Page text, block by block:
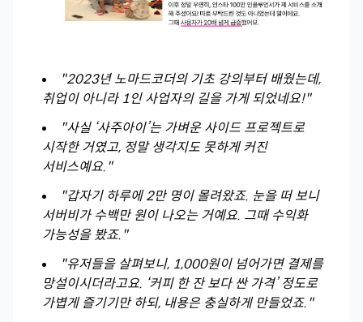
"2023년 노마드코더의 기초 강의부터 배웠는데,
취업이 아니라 1인 사업자의 길을 가게 되었네요!"
"사실 ‘사주아이’는 가벼운 사이드 프로젝트로
시작한 거였고, 정말 생각지도 못하게 커진
서비스예요."
"갑자기 하루에 2만 명이 몰려왔죠. 눈을 떠 보니
서버비가 수백만 원이 나오는 거예요. 그때 수익화
가능성을 봤죠."
"유저들을 살펴보니, 1,000원이 넘어가면 결제를
망설이시더라고요. ‘커피 한 잔 보다 싼 가격’ 정도로
가볍게 즐기기만 하되, 내용은 충실하게 만들었죠."